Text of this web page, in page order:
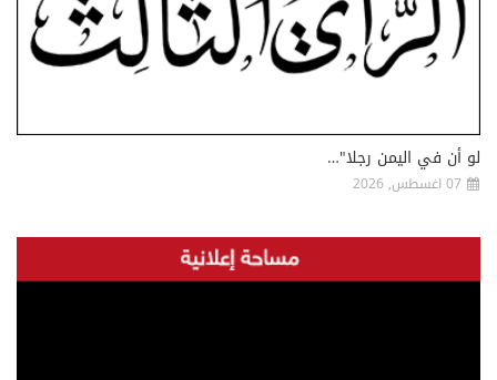
لو أن في اليمن رجلا"…
07 اغسطس, 2026